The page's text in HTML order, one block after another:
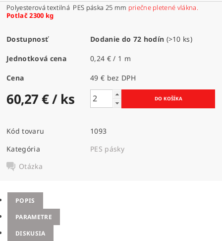
Polyesterová textilná PES páska 25 mm priečne pletené vlákna.
Potlač 2300 kg
Dostupnosť Dodanie do 72 hodín (>10 ks)
Jednotková cena 0,24 € / 1 m
Cena 49 € bez DPH
60,27 €/ ks
Kód tovaru
1093
Kategória
PES pásky
Otázka
POPIS
PARAMETRE
DISKUSIA